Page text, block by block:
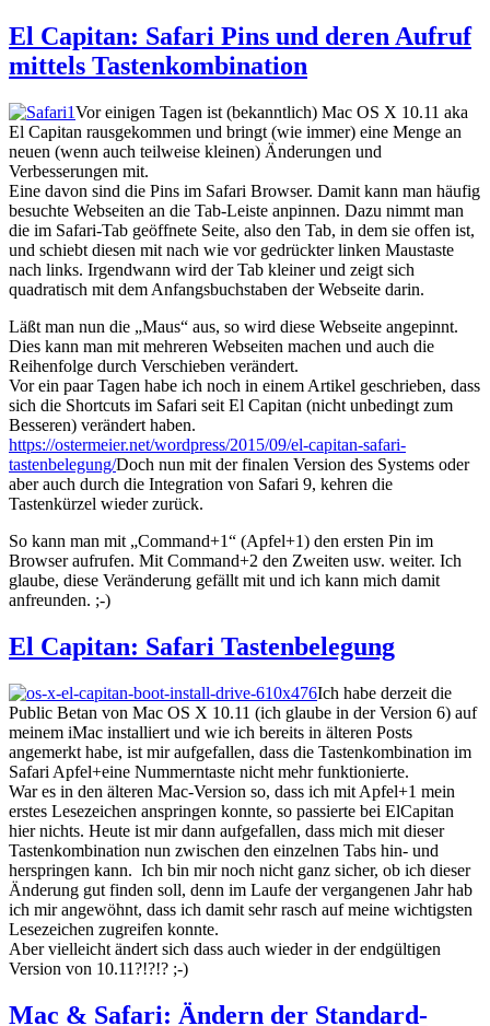
El Capitan: Safari Pins und deren Aufruf
mittels Tastenkombination
Vor einigen Tagen ist (bekanntlich) Mac OS X 10.11 aka
El Capitan rausgekommen und bringt (wie immer) eine Menge an
neuen (wenn auch teilweise kleinen) Änderungen und
Verbesserungen mit.
Eine davon sind die Pins im Safari Browser. Damit kann man häufig
besuchte Webseiten an die Tab-Leiste anpinnen. Dazu nimmt man
die im Safari-Tab geöffnete Seite, also den Tab, in dem sie offen ist,
und schiebt diesen mit nach wie vor gedrückter linken Maustaste
nach links. Irgendwann wird der Tab kleiner und zeigt sich
quadratisch mit dem Anfangsbuchstaben der Webseite darin.
Läßt man nun die „Maus“ aus, so wird diese Webseite angepinnt.
Dies kann man mit mehreren Webseiten machen und auch die
Reihenfolge durch Verschieben verändert.
Vor ein paar Tagen habe ich noch in einem Artikel geschrieben, dass
sich die Shortcuts im Safari seit El Capitan (nicht unbedingt zum
Besseren) verändert haben.
https://ostermeier.net/wordpress/2015/09/el-capitan-safari-
tastenbelegung/Doch nun mit der finalen Version des Systems oder
aber auch durch die Integration von Safari 9, kehren die
Tastenkürzel wieder zurück.
So kann man mit „Command+1“ (Apfel+1) den ersten Pin im
Browser aufrufen. Mit Command+2 den Zweiten usw. weiter. Ich
glaube, diese Veränderung gefällt mit und ich kann mich damit
anfreunden. ;-)
El Capitan: Safari Tastenbelegung
Ich habe derzeit die
Public Betan von Mac OS X 10.11 (ich glaube in der Version 6) auf
meinem iMac installiert und wie ich bereits in älteren Posts
angemerkt habe, ist mir aufgefallen, dass die Tastenkombination im
Safari Apfel+eine Nummerntaste nicht mehr funktionierte.
War es in den älteren Mac-Version so, dass ich mit Apfel+1 mein
erstes Lesezeichen anspringen konnte, so passierte bei ElCapitan
hier nichts. Heute ist mir dann aufgefallen, dass mich mit dieser
Tastenkombination nun zwischen den einzelnen Tabs hin- und
herspringen kann. Ich bin mir noch nicht ganz sicher, ob ich dieser
Änderung gut finden soll, denn im Laufe der vergangenen Jahr hab
ich mir angewöhnt, dass ich damit sehr rasch auf meine wichtigsten
Lesezeichen zugreifen konnte.
Aber vielleicht ändert sich dass auch wieder in der endgültigen
Version von 10.11?!?!? ;-)
Mac & Safari: Ändern der Standard-